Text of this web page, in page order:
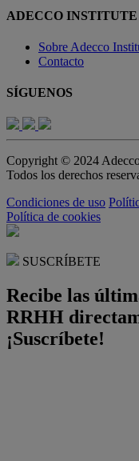
ADECCO INSTITUTE
Sobre Adecco
Contacto
SÍGUENOS
Copyright © 2024
Todos los derechos
Condiciones de uso
Política de cookies
SUSCRÍBETE
Recibe las
RRHH
¡Suscríbete!